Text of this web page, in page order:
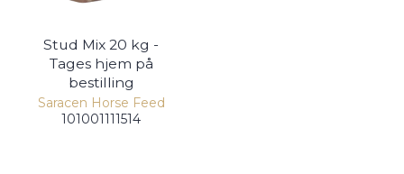
Stud Mix 20 kg -
Tages hjem på
bestilling
Saracen Horse Feed
101001111514